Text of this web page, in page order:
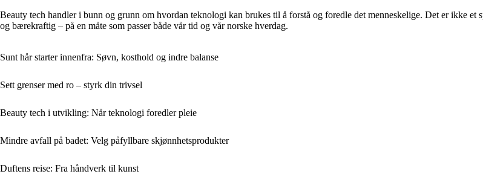
Beauty tech handler i bunn og grunn om hvordan teknologi kan brukes til å forstå og foredle det menneskelige. Det er ikke
og bærekraftig – på en måte som passer både vår tid og vår norske hverdag.
Sunt hår starter innenfra: Søvn, kosthold og indre balanse
Sett grenser med ro – styrk din trivsel
Beauty tech i utvikling: Når teknologi foredler pleie
Mindre avfall på badet: Velg påfyllbare skjønnhetsprodukter
Duftens reise: Fra håndverk til kunst